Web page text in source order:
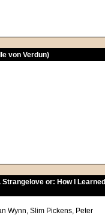
von Verdun)
or: How I Learned
Wynn, Slim Pickens, Peter